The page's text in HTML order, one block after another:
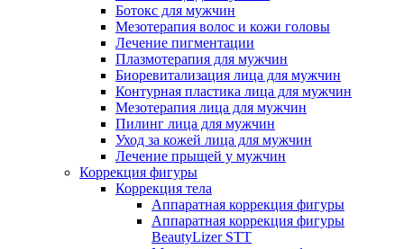
Ботокс для мужчин
Мезотерапия волос и кожи головы
Лечение пигментации
Плазмотерапия для мужчин
Биоревитализация лица для мужчин
Контурная пластика лица для мужчин
Мезотерапия лица для мужчин
Пилинг лица для мужчин
Уход за кожей лица для мужчин
Лечение прыщей у мужчин
Коррекция фигуры
Коррекция тела
Аппаратная коррекция фигуры
Аппаратная коррекция фигуры
BeautyLizer STT